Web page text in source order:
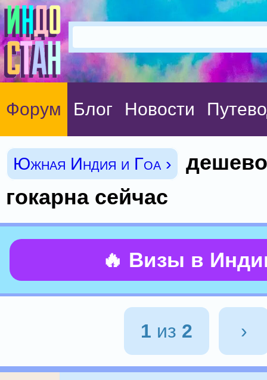
Форум Блог Новости
Южная Индия и Гоа ›
гокарна сейчас
🔥 Визы в
1 из 2 ›